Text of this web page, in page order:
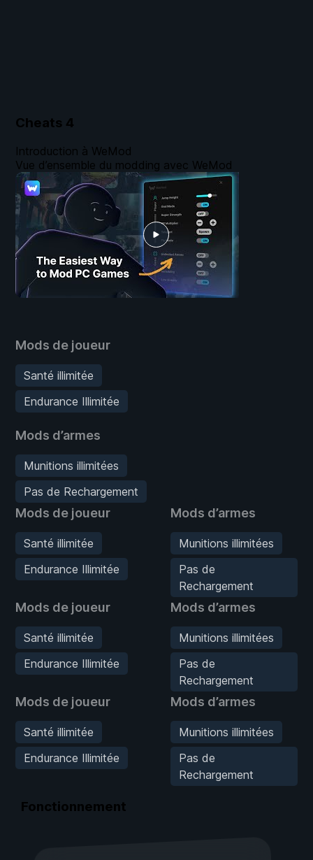
Cheats 4
Mods de joueur
Santé illimitée
Endurance Illimitée
Mods d’armes
Munitions illimitées
Pas de Rechargement
Mods de joueur
Santé illimitée
Endurance Illimitée
Mods d’armes
Munitions illimitées
Pas de
Rechargement
Mods de joueur
Santé illimitée
Endurance Illimitée
Mods d’armes
Munitions illimitées
Pas de
Rechargement
Mods de joueur
Santé illimitée
Endurance Illimitée
Mods d’armes
Munitions illimitées
Pas de
Rechargement
Introduction à WeMod
Vue d’ensemble du modding avec WeMod
Fonctionnement